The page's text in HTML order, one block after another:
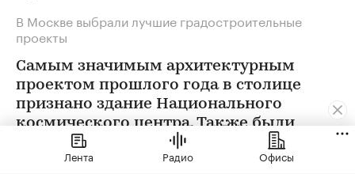
В Москве выбрали лучшие градостроительные
проекты
Самым значимым архитектурным
проектом прошлого года в столице
признано здание Национального
космического центра. Также были
определены победители еще в 12
номинациях
Лента Радио Офисы